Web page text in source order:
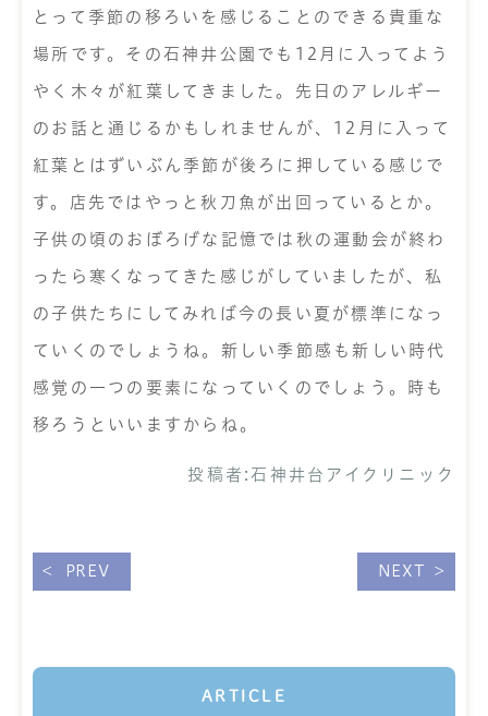
とって季節の移ろいを感じることのできる貴重な
場所です。その石神井公園でも12月に入ってよう
やく木々が紅葉してきました。先日のアレルギー
のお話と通じるかもしれませんが、12月に入って
紅葉とはずいぶん季節が後ろに押している感じで
す。店先ではやっと秋刀魚が出回っているとか。
子供の頃のおぼろげな記憶では秋の運動会が終わ
ったら寒くなってきた感じがしていましたが、私
の子供たちにしてみれば今の長い夏が標準になっ
ていくのでしょうね。新しい季節感も新しい時代
感覚の一つの要素になっていくのでしょう。時も
移ろうといいますからね。
投稿者: 石神井台アイクリニック
PREV NEXT
ARTICLE